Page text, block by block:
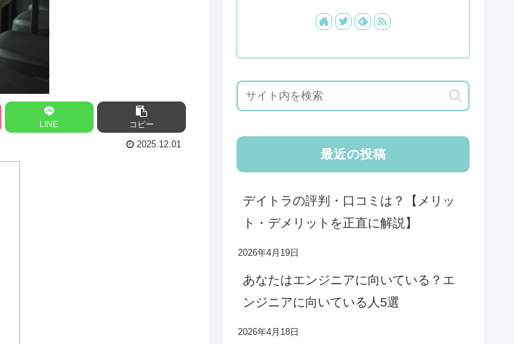
LINE コピー
2025.12.01
最近の投稿
デイトラの評判・口コミは？【メリッ
ト・デメリットを正直に解説】
2026年4月19日
あなたはエンジニアに向いている？エ
ンジニアに向いている人5選
2026年4月18日